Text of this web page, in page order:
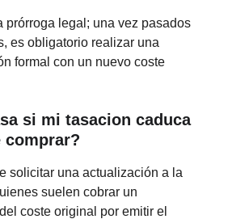
prórroga legal; una vez pasados
es obligatorio realizar una
formal con un nuevo coste
si mi tasacion caduca
comprar?
solicitar una actualización a la
suelen cobrar un
coste original por emitir el